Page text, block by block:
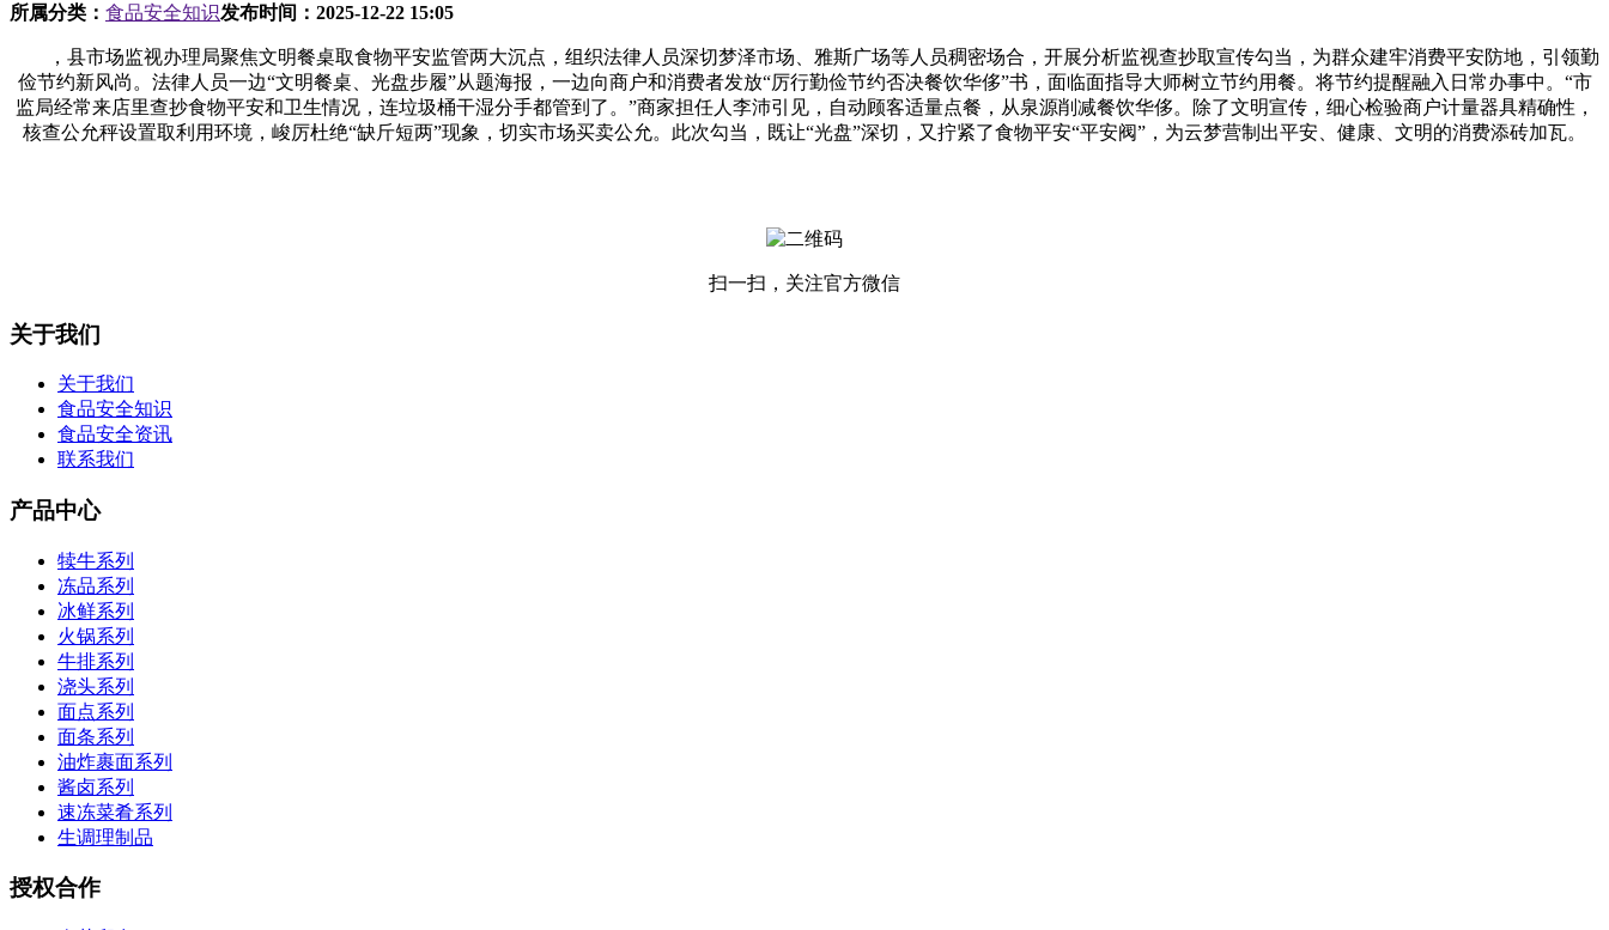
所属分类： 食品安全知识发布时间： 2025-12-22 15:05
，县市场监视办理局聚焦文明餐桌取食物平安监管两大沉点，组织法律人员深切梦泽市场、雅斯广场等人员稠密场合，开展分析监视查抄取宣传勾当，为群众建牢消费平安防地，引领勤
俭节约新风尚。法律人员一边“文明餐桌、光盘步履”从题海报，一边向商户和消费者发放“厉行勤俭节约否决餐饮华侈”书，面临面指导大师树立节约用餐。将节约提醒融入日常办事中。“市
监局经常来店里查抄食物平安和卫生情况，连垃圾桶干湿分手都管到了。”商家担任人李沛引见，自动顾客适量点餐，从泉源削减餐饮华侈。除了文明宣传，细心检验商户计量器具精确性，
核查公允秤设置取利用环境，峻厉杜绝“缺斤短两”现象，切实市场买卖公允。此次勾当，既让“光盘”深切，又拧紧了食物平安“平安阀”，为云梦营制出平安、健康、文明的消费添砖加瓦。
扫一扫，关注官方微信
关于我们
关于我们
食品安全知识
食品安全资讯
联系我们
产品中心
犊牛系列
冻品系列
冰鲜系列
火锅系列
牛排系列
浇头系列
面点系列
面条系列
油炸裹面系列
酱卤系列
速冻菜肴系列
生调理制品
授权合作